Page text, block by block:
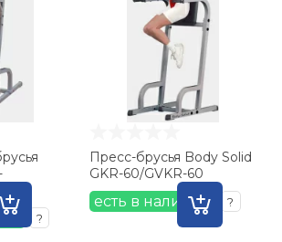
?
Пресс-брусья Body Solid
GKR-60/GVKR-60
есть в наличии ?